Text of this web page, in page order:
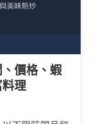
價格、蝦
理